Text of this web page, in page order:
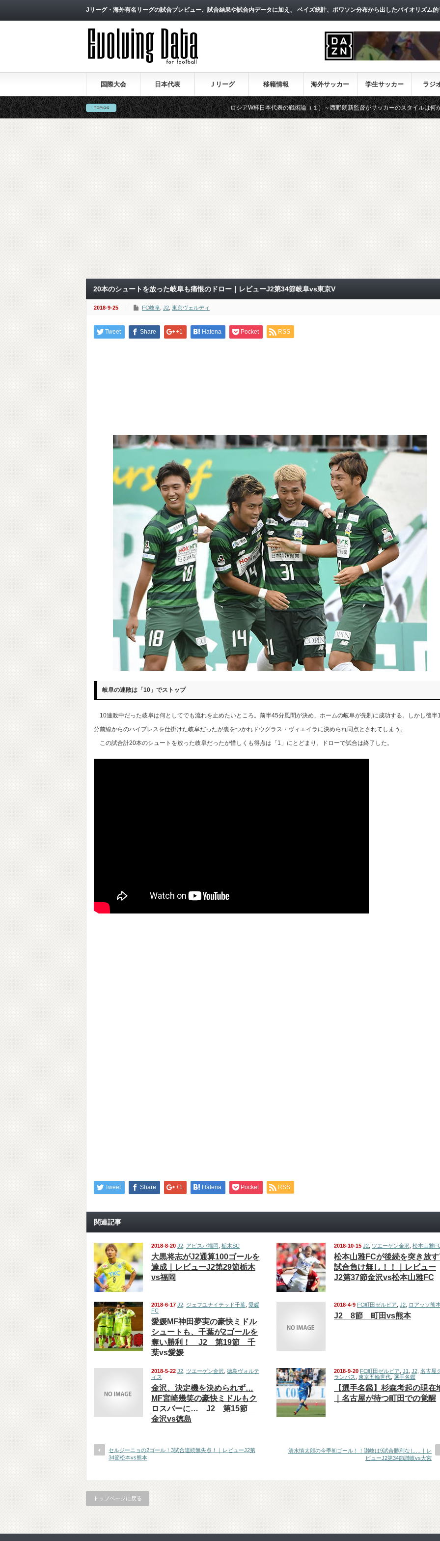
Jリーグ・海外有名リーグの試合プレビュー、試合結果や試合内データに加え、 ベイズ統計、ポワソン分布から出したバイオリズム
国際大会 日本代表 Ｊリーグ 移籍情報 海外サッカー 学生サッカー ラジ
ロシアW杯日本代表の戦術論（１）～西野朗新監督がサッカーのスタイルは何か～
20本のシュートを放った岐阜も痛恨のドロー｜レビューJ2第34節岐阜vs東京V
2018-9-25 FC岐阜 J2 東京ヴェルディ
Tweet Share +1 Hatena Pocket RSS
岐阜の連敗は「10」でストップ
10連敗中だった岐阜は何としてでも流れを止めたいところ。前半45分風間が決め、ホームの岐阜が先制に成功する。しかし後半
分前線からのハイプレスを仕掛けた岐阜だったが裏をつかれドウグラス・ヴィエイラに決められ同点とされてしまう。
この試合計20本のシュートを放った岐阜だったが惜しくも得点は「1」にとどまり、ドローで試合は終了した。
Tweet Share +1 Hatena Pocket RSS
関連記事
2018-8-20 J2 アビスパ福岡 栃木SC
大黒将志がJ2通算100ゴールを
達成｜レビューJ2第29節栃木
vs福岡
2018-10-15 J2 ツエーゲン金沢 松本山雅
松本山雅FCが後続を突き放
試合負け無し！！｜レビュー
J2第37節金沢vs松本山雅FC
2018-6-17 J2 ジェフユナイテッド千葉 愛媛
FC
愛媛MF神田夢実の豪快ミドル
シュートも、千葉が2ゴールを
奪い勝利！ J2 第19節 千
葉vs愛媛
2018-4-9 FC町田ゼルビア J2 ロアッソ熊
J2 8節 町田vs熊本
2018-5-22 J2 ツエーゲン金沢 徳島ヴォルテ
ィス
金沢、決定機を決められず…
MF宮崎幾笑の豪快ミドルもク
ロスバーに… J2 第15節
金沢vs徳島
2018-9-20 FC町田ゼルビア J1 J2 名古屋
ランパス
東京五輪世代 選手名鑑
【選手名鑑】杉森考起の現在
｜名古屋が待つ町田での覚醒
セルジーニョの2ゴール！3試合連続無失点！｜レビューJ2第
34節松本vs熊本
清水慎太郎の今季初ゴール！！讃岐は9試合勝利なし…｜レ
ビューJ2第34節讃岐vs大宮
トップページに戻る